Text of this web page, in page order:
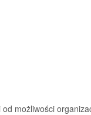
możliwości